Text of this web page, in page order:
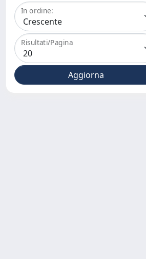
In ordine:
Risultati/Pagina